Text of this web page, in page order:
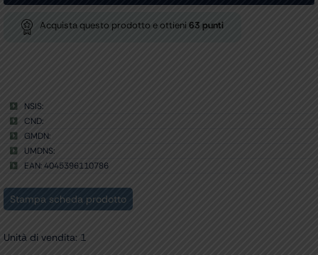
alluminio
-
Acquista questo prodotto e ottieni 63 punti
NSIS:
CND:
GMDN:
UMDNS:
EAN: 4045396110786
Stampa scheda prodotto
Unità di vendita: 1